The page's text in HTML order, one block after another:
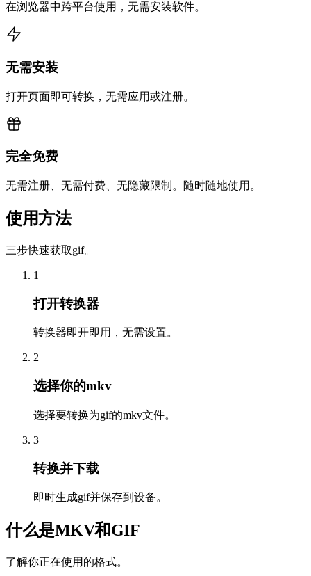
在浏览器中跨平台使用，无需安装软件。
无需安装
打开页面即可转换，无需应用或注册。
完全免费
无需注册、无需付费、无隐藏限制。随时随地使用。
使用方法
三步快速获取gif。
1
打开转换器
转换器即开即用，无需设置。
2
选择你的mkv
选择要转换为gif的mkv文件。
3
转换并下载
即时生成gif并保存到设备。
什么是MKV和GIF
了解你正在使用的格式。